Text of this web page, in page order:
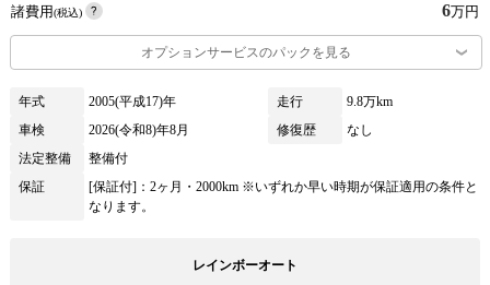
諸費用(税込) 6万円
オプションサービスのパックを見る
年式 2005(平成17)年 走行
9.8万km
車検
2026(令和8)年8月 修復歴
なし
法定整備
整備付
保証
[保証付]：2ヶ月・2000km ※いずれか早い時期が保証適用の条件と
なります。
レインボーオート